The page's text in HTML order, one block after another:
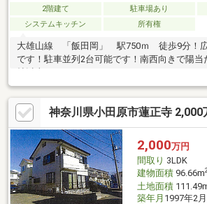
2階建て 駐車場あり
システムキッチン
所有権
大雄山線 「飯田岡」 駅750ｍ 徒歩9分！
です！駐車並列2台可能です！南西向きで陽当
神奈川県小田原市蓮正寺 2,000
2,000万円
間取り 3LDK
建物面積96.66m
土地面積
築年月 1997年2